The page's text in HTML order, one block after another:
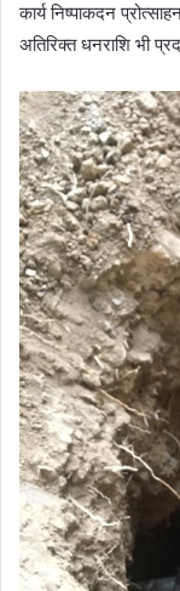
कार्य निष्पाकदन
अतिरिक्त धनराशि भी